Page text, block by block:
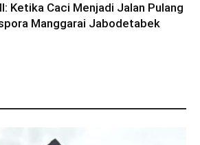
Ketika Caci Menjadi Jalan Pulang
Manggarai Jabodetabek